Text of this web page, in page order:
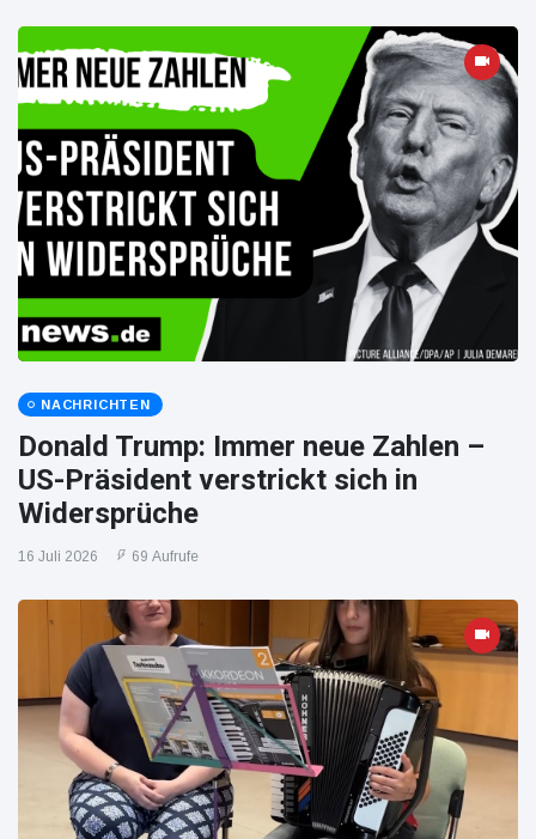
NACHRICHTEN
Donald Trump: Immer neue Zahlen –
US-Präsident verstrickt sich in
Widersprüche
16 Juli 2026 69 Aufrufe